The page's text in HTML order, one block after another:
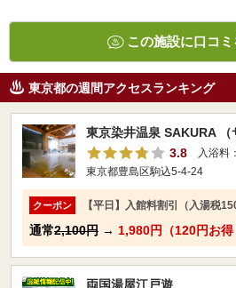
この施設に口コ
東京都の週間アクセスランキング
東京染井温泉 SAKURA （
3.8
入浴料：
東京都豊島区駒込5-4-24
クーポン 【平日】入館料割引（入湯税
通常2,100円 → 1,980円（120円お得
両国湯屋江戸遊